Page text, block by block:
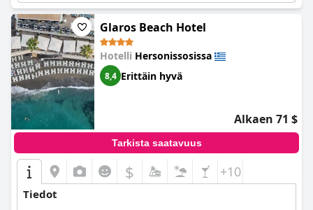
Glaros Beach Hotel
Hotelli Hersonissosissa
8,4 Erittäin hyvä
Alkaen 71 $
Tarkista saatavuus
$ +10
Tiedot